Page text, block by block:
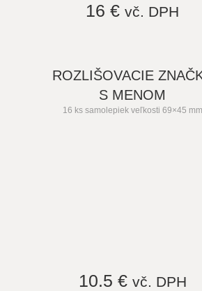
16 € vč. DPH
ROZLIŠOVACIE
S MENOM
16 ks samolepiek veľkosti 69×45 mm
10.5 € vč. DPH